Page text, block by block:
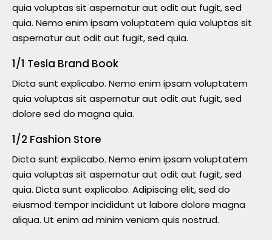
quia voluptas sit aspernatur aut odit aut fugit, sed
quia. Nemo enim ipsam voluptatem quia voluptas sit
aspernatur aut odit aut fugit, sed quia.
1/1 Tesla Brand Book
Dicta sunt explicabo. Nemo enim ipsam voluptatem
quia voluptas sit aspernatur aut odit aut fugit, sed
dolore sed do magna quia.
1/2 Fashion Store
Dicta sunt explicabo. Nemo enim ipsam voluptatem
quia voluptas sit aspernatur aut odit aut fugit, sed
quia. Dicta sunt explicabo. Adipiscing elit, sed do
eiusmod tempor incididunt ut labore dolore magna
aliqua. Ut enim ad minim veniam quis nostrud.